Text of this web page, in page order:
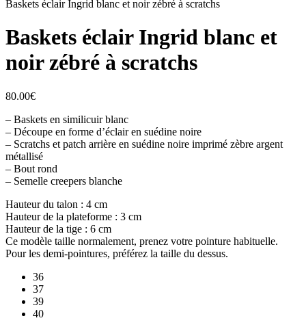
Baskets éclair Ingrid blanc et noir zébré à scratchs
Baskets éclair Ingrid blanc et
noir zébré à scratchs
80.00€
– Baskets en similicuir blanc
– Découpe en forme d’éclair en suédine noire
– Scratchs et patch arrière en suédine noire imprimé zèbre argent
métallisé
– Bout rond
– Semelle creepers blanche
Hauteur du talon : 4 cm
Hauteur de la plateforme : 3 cm
Hauteur de la tige : 6 cm
Ce modèle taille normalement, prenez votre pointure habituelle.
Pour les demi-pointures, préférez la taille du dessus.
36
37
39
40